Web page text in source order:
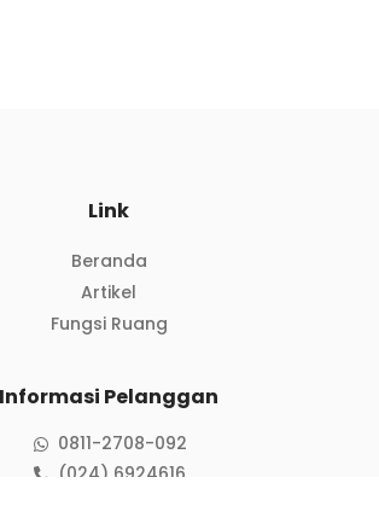
Link
Beranda
Artikel
Fungsi Ruang
Informasi Pelanggan
0811-2708-092
(024) 6924616